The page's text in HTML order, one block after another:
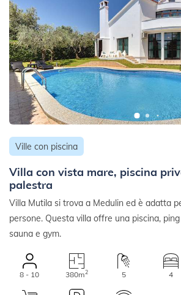
Ville con piscina
Villa con vista mare, piscina
palestra
Villa Mutila si trova a Medulin ed è adatta
persone. Questa villa offre una piscina,
sauna e gym.
8 - 10 380m2 5 4